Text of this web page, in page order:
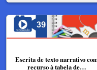
Escrita de texto narrativo
recurso à tabela de…